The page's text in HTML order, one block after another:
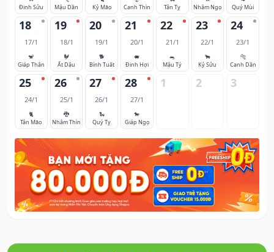
Đinh Sửu
Mậu Dần
Kỷ Mão
Canh Thìn
Tân Tỵ
Nhâm Ngọ
Quý Mùi
18
17/1
🐒
Giáp Thân
19
18/1
🐓
Ất Dậu
20
19/1
🐕
Bính Tuất
21
20/1
🐖
Đinh Hợi
22
21/1
🐀
Mậu Tý
23
22/1
🐂
Kỷ Sửu
24
23/1
🐅
Canh Dần
25
24/1
🐈
Tân Mão
26
25/1
🐉
Nhâm Thìn
27
26/1
🐍
Quý Tỵ
28
27/1
🐎
Giáp Ngọ
1 2 3